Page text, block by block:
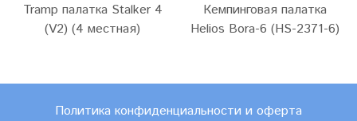
Tramp палатка Stalker 4
(V2) (4 местная)
Кемпинговая палатка
Helios Bora-6 (HS-2371-6)
Политика конфиденциальности и оферта